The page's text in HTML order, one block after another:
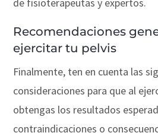
de fisioterapeutas y expertos.
Recomendaciones
ejercitar tu pelvis
Finalmente, ten en cuenta las
consideraciones para que al
obtengas los resultados
contraindicaciones o